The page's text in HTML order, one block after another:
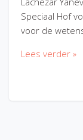
Speciaal Hof
voor de
Lees verder »